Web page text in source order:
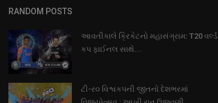
RANDOM POSTS
આવતીકાલે ક્રિકેટનો મહાસંગ્રામ: T20 વર્લ્ડ
કપ ફાઈનલ સાથે...
ટી-ર૦ વિશ્વકપની જીતનો દેશભરમાં